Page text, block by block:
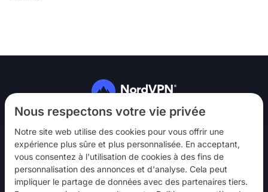
Nous respectons votre vie privée
Notre site web utilise des cookies pour vous offrir une
expérience plus sûre et plus personnalisée. En acceptant,
vous consentez à l'utilisation de cookies à des fins de
personnalisation des annonces et d'analyse. Cela peut
impliquer le partage de données avec des partenaires tiers.
Suivez-nous
NordVPN